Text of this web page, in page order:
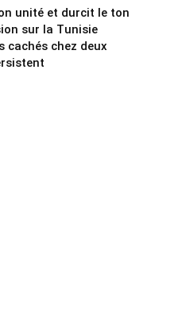
unité et durcit le ton
sur la Tunisie
cachés chez deux